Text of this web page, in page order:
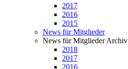
2017
2016
2015
News für Mitglieder
News für Mitglieder Archiv
2018
2017
2016